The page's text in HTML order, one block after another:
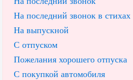
На последний звонок в стихах
На выпускной
С отпуском
Пожелания хорошего отпуска
С покупкой автомобиля